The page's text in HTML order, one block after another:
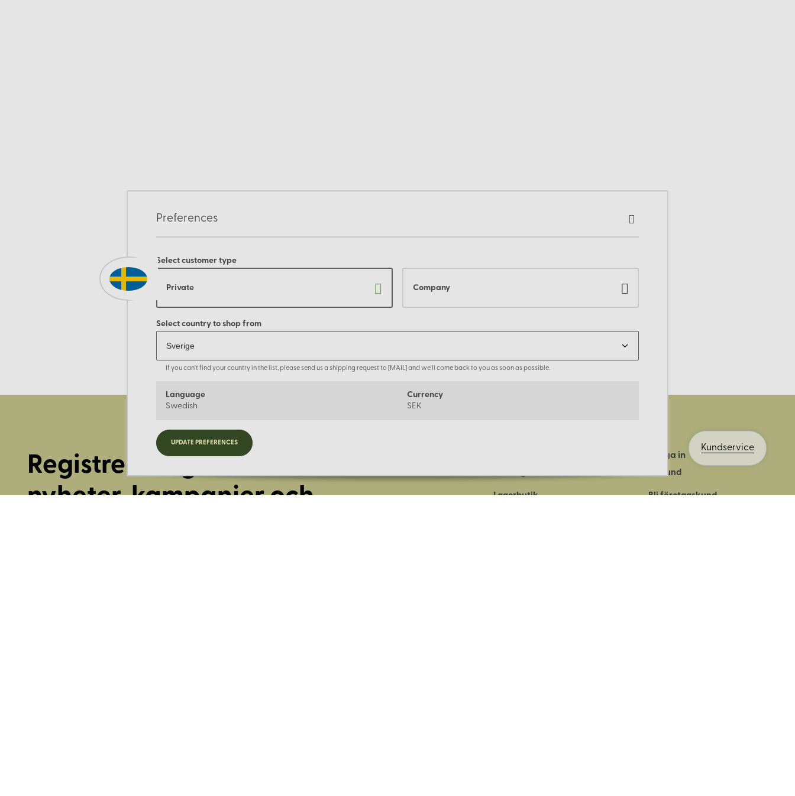
Kundservice
Preferences
Select customer type
Private Company
Select country to shop from
If you can't find your country in the list, please send us a shipping request to [MAIL] and we'll come back to you as soon as possible.
Language
Swedish
Currency
SEK
UPDATE PREFERENCES
Registrera dig för
nyheter, kampanjer och
Företagets historia
Lagerbutik
Logga in
Bli kund
Bli företagskund